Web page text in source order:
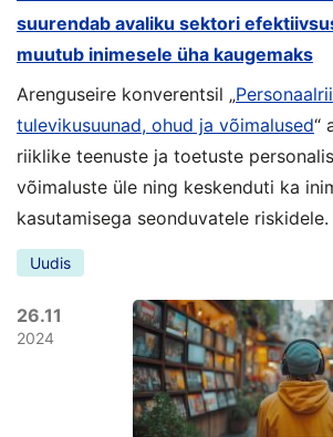
suurendab avaliku sektori
muutub inimesele üha kaugemaks
Arenguseire konverentsil „
tulevikusuunad, ohud ja võimalused“
riiklike teenuste ja toetuste
võimaluste üle ning keskenduti ka
kasutamisega seonduvatele riskidele.
Uudis
26.11
2024